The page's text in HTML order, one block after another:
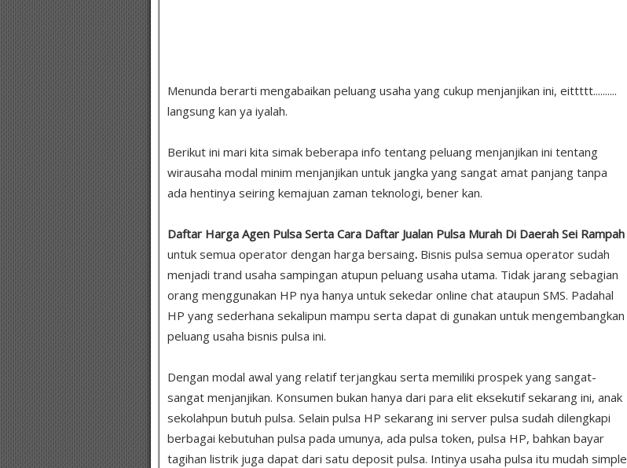
Menunda berarti mengabaikan peluang usaha yang cukup menjanjikan ini, eittttt..........
langsung kan ya iyalah.
Berikut ini mari kita simak beberapa info tentang peluang menjanjikan ini tentang
wirausaha modal minim menjanjikan untuk jangka yang sangat amat panjang tanpa
ada hentinya seiring kemajuan zaman teknologi, bener kan.
Daftar Harga Agen Pulsa Serta Cara Daftar Jualan Pulsa Murah Di Daerah Sei Rampah
untuk semua operator dengan harga bersaing. Bisnis pulsa semua operator sudah
menjadi trand usaha sampingan atupun peluang usaha utama. Tidak jarang sebagian
orang menggunakan HP nya hanya untuk sekedar online chat ataupun SMS. Padahal
HP yang sederhana sekalipun mampu serta dapat di gunakan untuk mengembangkan
peluang usaha bisnis pulsa ini.
Dengan modal awal yang relatif terjangkau serta memiliki prospek yang sangat-
sangat menjanjikan. Konsumen bukan hanya dari para elit eksekutif sekarang ini, anak
sekolahpun butuh pulsa. Selain pulsa HP sekarang ini server pulsa sudah dilengkapi
berbagai kebutuhan pulsa pada umunya, ada pulsa token, pulsa HP, bahkan bayar
tagihan listrik juga dapat dari satu deposit pulsa. Intinya usaha pulsa itu mudah simple